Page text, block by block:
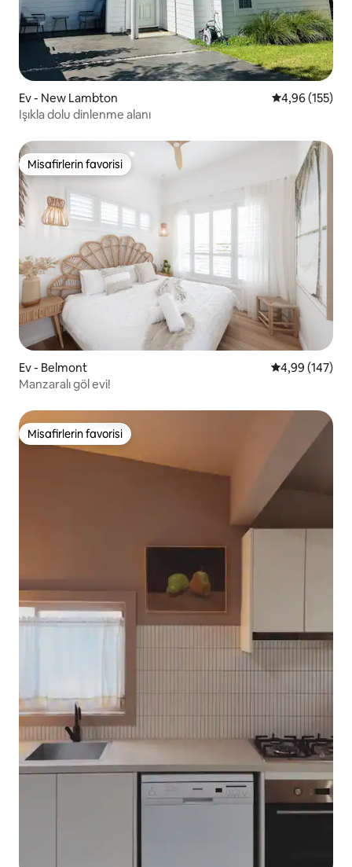
Ev - New Lambton 5 üzerinden
4,96 (155)
Işıkla dolu dinlenme alanı
Misafirlerin favorisi
Misafirlerin favorisi
Ev - Belmont 5 üzerinden
4,99 (147)
Manzaralı göl evi!
Misafirlerin favorisi
Misafirlerin favorisi